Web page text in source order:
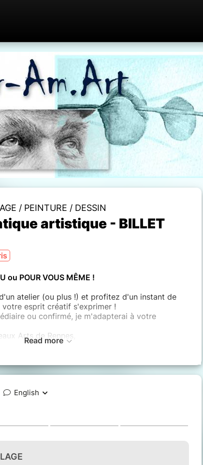
/ PEINTURE / DESSIN
artistique - BILLET
ou POUR VOUS MÊME !
atelier (ou plus !) et profitez d'un instant de
votre esprit créatif s'exprimer !
ou confirmé, je m'adapterai à votre
Arts de Rennes,
Plastiques Rennes II,
25 ans,
en 2019.
une date, et inscrivez vous pour 1, 2, 3, 4,
c'est vous qui choisissez!
monotype, fusain, mine de plomb, pastel,
carnet de voyages en croquis d'extérieur
Read more